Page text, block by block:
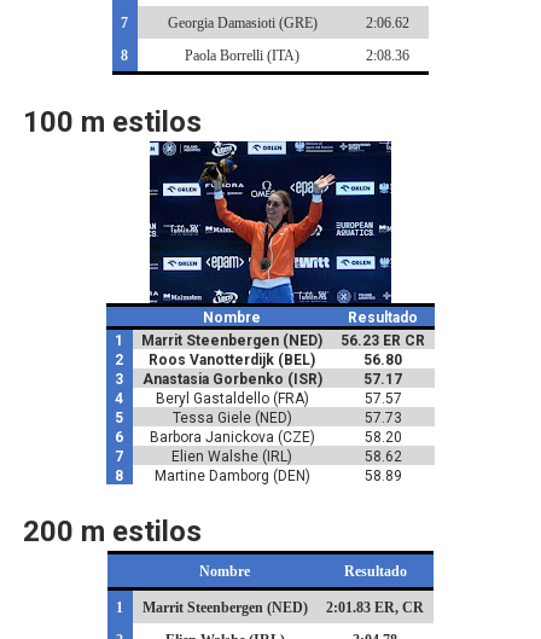
7
Georgia Damasioti (GRE)
2:06.62
8
Paola Borrelli (ITA) 2:08.36
100 m estilos
Nombre
Resultado
1
Marrit Steenbergen (NED)
56.23 ER CR
2
Roos Vanotterdijk (BEL)
56.80
3
Anastasia Gorbenko (ISR)
57.17
4
Beryl Gastaldello (FRA)
57.57
5
Tessa Giele (NED)
57.73
6
Barbora Janickova (CZE)
58.20
7
Elien Walshe (IRL)
58.62
8
Martine Damborg (DEN) 58.89
200 m estilos
Nombre Resultado
1 Marrit Steenbergen (NED)
2:01.83 ER, CR